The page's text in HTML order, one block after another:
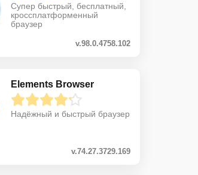
Супер быстрый, бесплатный,
кроссплатформенный
браузер
v.98.0.4758.102
Elements Browser
Надёжный и быстрый браузер
v.74.27.3729.169